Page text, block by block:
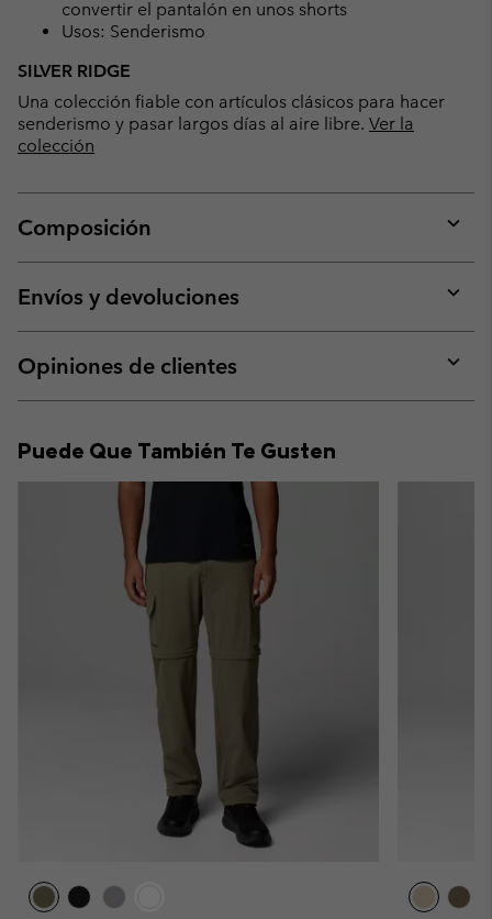
convertir el pantalón en unos shorts
Usos: Senderismo
SILVER RIDGE
Una colección fiable con artículos clásicos para hacer
senderismo y pasar largos días al aire libre. Ver la
colección
Composición
or
Envíos y devoluciones
or
Opiniones de clientes
or
Puede Que También Te Gusten